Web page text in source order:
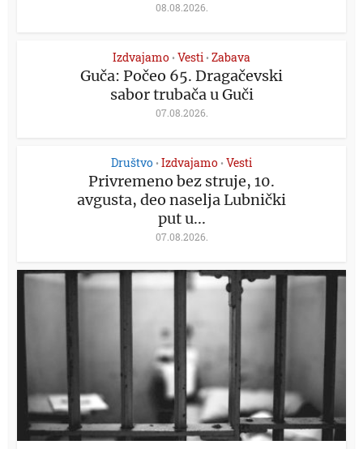
08.08.2026.
Izdvajamo • Vesti • Zabava
Guča: Počeo 65. Dragačevski
sabor trubača u Guči
07.08.2026.
Društvo • Izdvajamo • Vesti
Privremeno bez struje, 10.
avgusta, deo naselja Lubnički
put u...
07.08.2026.